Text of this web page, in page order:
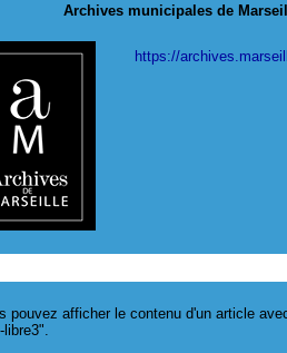
Archives municipales de
https://
pouvez afficher le contenu d'un article